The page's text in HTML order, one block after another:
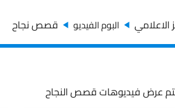
الاعلامي البوم الفيديو قصص نجاح
عرض فيديوهات قصص النجاح